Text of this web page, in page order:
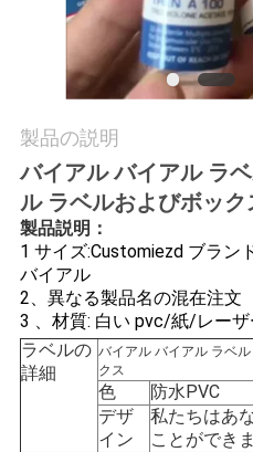
連
絡
し
な
さ
い
製品の説明
バイアル バイアル ラ
ル ラベルおよびボック
製品説明：
1 サイズ:Customiezd ブラン
バイアル
2、異なる製品名の混在注文
3 、材質: 白い pvc/紙/レーザ
ラベルの
詳細
バイアル バイアル ラベ
クス
色
防水PVC
デザ
イン
私たちはあ
ことができ